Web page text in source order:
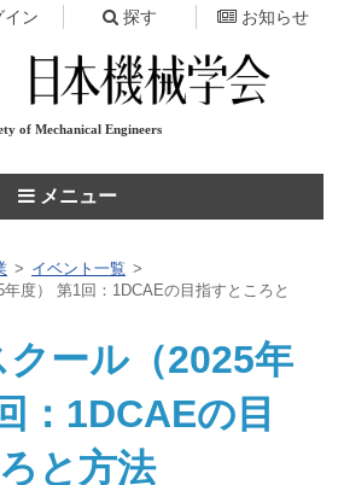
of Mechanical Engineers
メニュー
イン 探す お知らせ
イベント一覧
度） 第1回：1DCAEの目指すところと
クール（2025年
：1DCAEの目
と方法